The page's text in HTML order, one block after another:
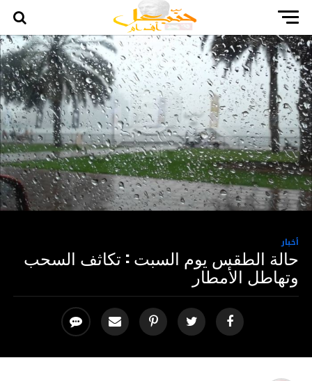
أخبار
حالة الطقس يوم السبت : تكاثف السحب
وتهاطل الأمطار